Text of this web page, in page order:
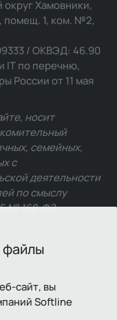
файлы
сайт, вы
Softline
округ Хамовники,
помещ. 1, ком. №2,
/ ОКВЭД: 46.90
IT по перечню,
России от 11 мая
носит
семейных,
с
деятельности
по смыслу
№ 168-ФЗ.